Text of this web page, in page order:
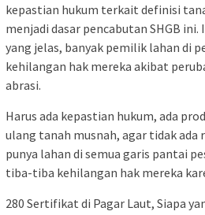
kepastian hukum terkait definisi
menjadi dasar pencabutan SHGB
yang jelas, banyak pemilik lahan di
kehilangan hak mereka akibat
abrasi.
Harus ada kepastian hukum, ada
ulang tanah musnah, agar tidak ada
punya lahan di semua garis pantai
tiba-tiba kehilangan hak mereka
280 Sertifikat di Pagar Laut, Siapa